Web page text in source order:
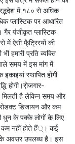
में १८० से अधिक
प्लास्टिक पर आधारित
गैर पंजीकृत प्लास्टिक
में ऐसी फै्ट्रिरयों की
हमारी प्रति व्यक्ति
समय में इस मांग में
स्थापित होंगी
होगी।रो़जगार-
मिलती है लेकिन समय और
डिजायन और कम
धुन के पक्के लोगों के लिए
कम नहीं होते हैं्। कई
के अवसर उपलब्ध है। इस